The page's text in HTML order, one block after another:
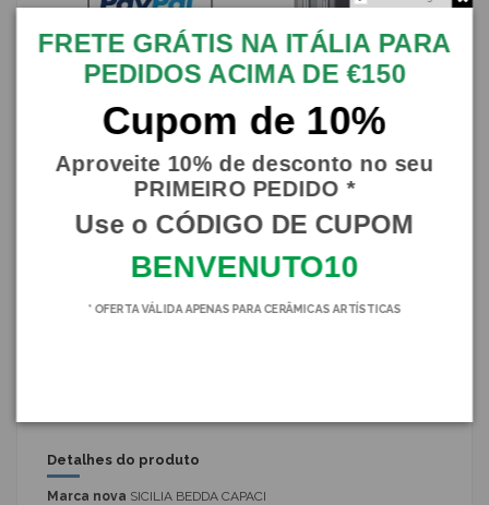
cerâmica Caltagirone fina
Detalhes do produto
Marca nova SICILIA BEDDA CAPACI
FRETE GRÁTIS NA ITÁLIA PARA
PEDIDOS ACIMA DE €150
Cupom de 10%
Aproveite 10% de desconto no seu
PRIMEIRO PEDIDO *
Use o CÓDIGO DE CUPOM
BENVENUTO10
* OFERTA VÁLIDA APENAS PARA CERÂMICAS ARTÍSTICAS